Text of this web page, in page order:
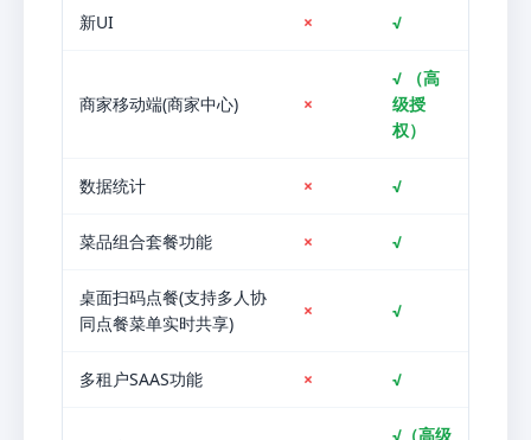
新UI × √
商家移动端(商家中心) ×
√ （高
级授
权）
数据统计 × √
菜品组合套餐功能 × √
桌面扫码点餐(支持多人协
同点餐菜单实时共享)
× √
多租户SAAS功能 × √
√（高级